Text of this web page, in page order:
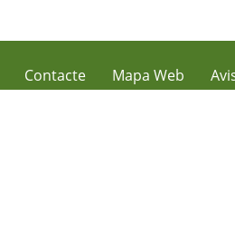
Contacte Mapa Web